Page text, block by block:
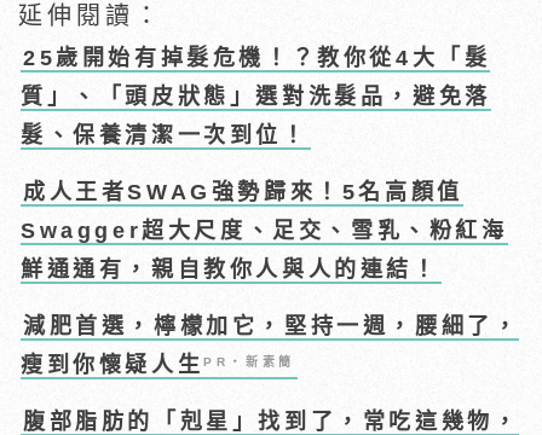
延伸閱讀：
25歲開始有掉髮危機！？教你從4大「髮
質」、「頭皮狀態」選對洗髮品，避免落
髮、保養清潔一次到位！
成人王者SWAG強勢歸來！5名高顏值
Swagger超大尺度、足交、雪乳、粉紅海
鮮通通有，親自教你人與人的連結！
減肥首選，檸檬加它，堅持一週，腰細了，
瘦到你懷疑人生PR・新素簡
腹部脂肪的「剋星」找到了，常吃這幾物，